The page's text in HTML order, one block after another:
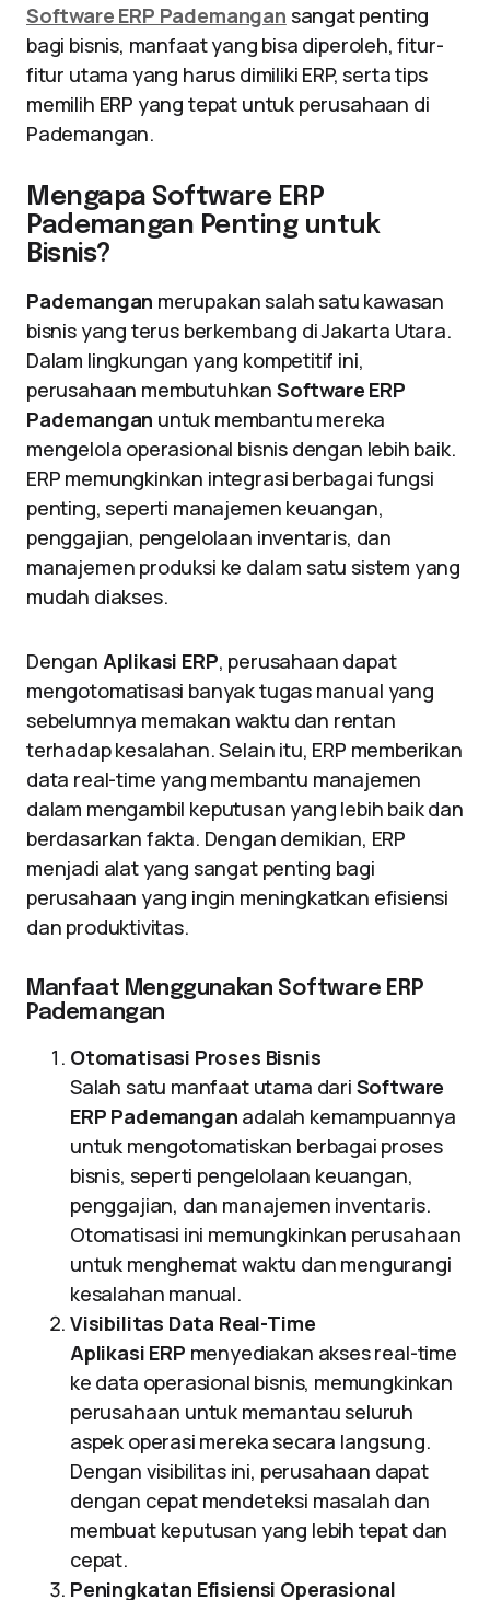
Software ERP Pademangan sangat penting
bagi bisnis, manfaat yang bisa diperoleh, fitur-
fitur utama yang harus dimiliki ERP, serta tips
memilih ERP yang tepat untuk perusahaan di
Pademangan.
Mengapa Software ERP
Pademangan Penting untuk
Bisnis?
Pademangan merupakan salah satu kawasan
bisnis yang terus berkembang di Jakarta Utara.
Dalam lingkungan yang kompetitif ini,
perusahaan membutuhkan Software ERP
Pademangan untuk membantu mereka
mengelola operasional bisnis dengan lebih baik.
ERP memungkinkan integrasi berbagai fungsi
penting, seperti manajemen keuangan,
penggajian, pengelolaan inventaris, dan
manajemen produksi ke dalam satu sistem yang
mudah diakses.
Dengan Aplikasi ERP, perusahaan dapat
mengotomatisasi banyak tugas manual yang
sebelumnya memakan waktu dan rentan
terhadap kesalahan. Selain itu, ERP memberikan
data real-time yang membantu manajemen
dalam mengambil keputusan yang lebih baik dan
berdasarkan fakta. Dengan demikian, ERP
menjadi alat yang sangat penting bagi
perusahaan yang ingin meningkatkan efisiensi
dan produktivitas.
Manfaat Menggunakan Software ERP
Pademangan
Otomatisasi Proses Bisnis
Salah satu manfaat utama dari Software
ERP Pademangan adalah kemampuannya
untuk mengotomatiskan berbagai proses
bisnis, seperti pengelolaan keuangan,
penggajian, dan manajemen inventaris.
Otomatisasi ini memungkinkan perusahaan
untuk menghemat waktu dan mengurangi
kesalahan manual.
Visibilitas Data Real-Time
Aplikasi ERP menyediakan akses real-time
ke data operasional bisnis, memungkinkan
perusahaan untuk memantau seluruh
aspek operasi mereka secara langsung.
Dengan visibilitas ini, perusahaan dapat
dengan cepat mendeteksi masalah dan
membuat keputusan yang lebih tepat dan
cepat.
Peningkatan Efisiensi Operasional